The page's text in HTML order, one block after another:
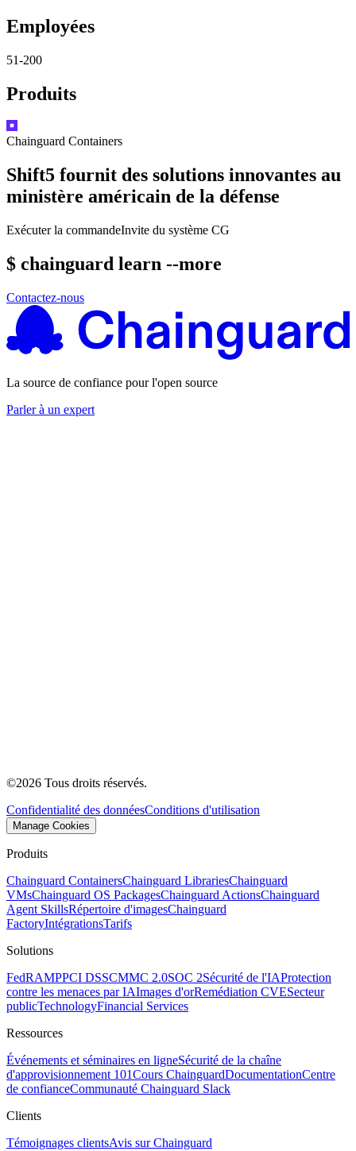
Employées
51-200
Produits
Chainguard Containers
Shift5 fournit des solutions innovantes au
ministère américain de la défense
Exécuter la commandeInvite du système CG
$ chainguard learn --more
Contactez-nous
La source de confiance pour l'open source
Parler à un expert
©2026 Tous droits réservés.
Confidentialité des donnéesConditions d'utilisation
Manage Cookies
Produits
Chainguard ContainersChainguard LibrariesChainguard
VMsChainguard OS PackagesChainguard ActionsChainguard
Agent SkillsRépertoire d'imagesChainguard
FactoryIntégrationsTarifs
Solutions
FedRAMPPCI DSSCMMC 2.0SOC 2Sécurité de l'IAProtection
contre les menaces par IAImages d'orRemédiation CVESecteur
publicTechnologyFinancial Services
Ressources
Événements et séminaires en ligneSécurité de la chaîne
d'approvisionnement 101Cours ChainguardDocumentationCentre
de confianceCommunauté Chainguard Slack
Clients
Témoignages clientsAvis sur Chainguard